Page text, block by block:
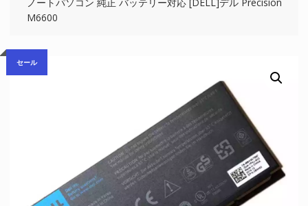
M6600
セール